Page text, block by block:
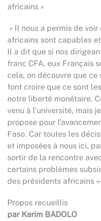
africains »
« Il nous a permis de
africains sont capables
Il a dit que si nos
franc CFA, eux Français
cela, on découvre que
font croire que ce sont
notre liberté monétaire.
venu à l’université, mais
propose pour
Faso. Car toutes les
et imposées à nous ici,
sortir de la rencontre
certains problèmes
des présidents africains
Propos recueillis
par Karim BADOLO